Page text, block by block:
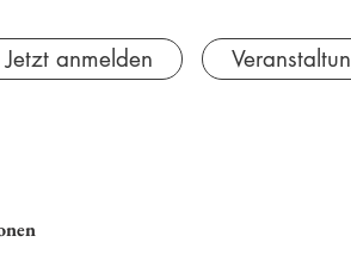
Jetzt anmelden